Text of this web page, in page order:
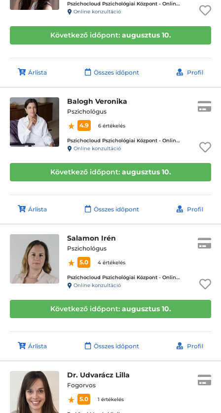
Pszichocloud Pszichológiai Központ - Online ügyfélfogadás
Online konzultáció
Következő időpont: augusztus 10.
Árlista Összes időpont Profil
Balogh Veronika
Pszichológus
4.9
6 értékelés
Pszichocloud Pszichológiai Központ - Online ügyfélfogadás
Online konzultáció
Következő időpont: augusztus 10.
Árlista Összes időpont Profil
Salamon Irén
Pszichológus
5.0
4 értékelés
Pszichocloud Pszichológiai Központ - Online ügyfélfogadás
Online konzultáció
Következő időpont: augusztus 10.
Árlista Összes időpont Profil
Dr. Udvarácz Lilla
Fogorvos
5.0
1 értékelés